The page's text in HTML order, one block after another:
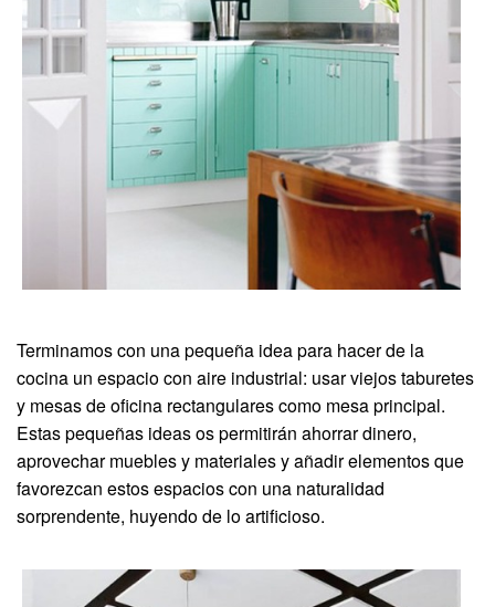
Terminamos con una pequeña idea para hacer de la
cocina un espacio con aire industrial: usar viejos taburetes
y mesas de oficina rectangulares como mesa principal.
Estas pequeñas ideas os permitirán ahorrar dinero,
aprovechar muebles y materiales y añadir elementos que
favorezcan estos espacios con una naturalidad
sorprendente, huyendo de lo artificioso.